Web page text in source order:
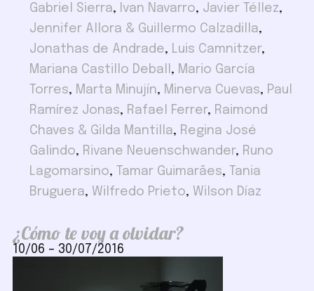
Gabriel Sierra, Ivan Navarro, Javier Téllez,
Jennifer Allora & Guillermo Calzadilla,
Jonathas de Andrade, Luis Camnitzer,
Mariana Castillo Deball , Mario García
Torres, Marta Minujín, Minerva Cuevas, Paul
Ramírez Jonas, Rafael Ferrer, Raimond
Chaves & Gilda Mantilla, Regina José
Galindo, Rivane Neuenschwander, Runo
Lagomarsino, Tamar Guimarães,
Tania
Bruguera, Wilfredo Prieto, Wilson Díaz
¿Cómo te voy a olvidar?
10/06 – 30/07/2016